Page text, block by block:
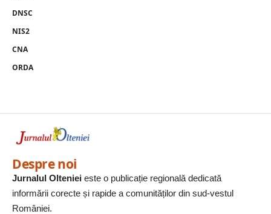
DNSC
NIS2
CNA
ORDA
Despre noi
Jurnalul Olteniei este o publicație regională dedicată
informării corecte și rapide a comunităților din sud-vestul
României.